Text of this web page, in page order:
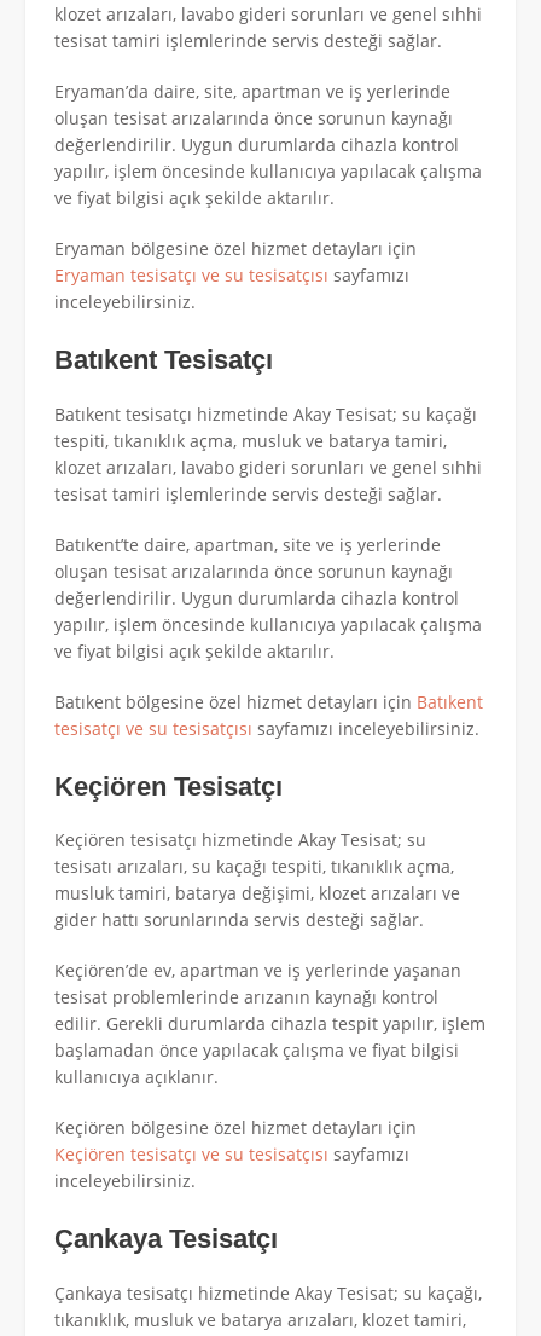
klozet arızaları, lavabo gideri sorunları ve genel sıhhi
tesisat tamiri işlemlerinde servis desteği sağlar.
Eryaman’da daire, site, apartman ve iş yerlerinde
oluşan tesisat arızalarında önce sorunun kaynağı
değerlendirilir. Uygun durumlarda cihazla kontrol
yapılır, işlem öncesinde kullanıcıya yapılacak çalışma
ve fiyat bilgisi açık şekilde aktarılır.
Eryaman bölgesine özel hizmet detayları için
Eryaman tesisatçı ve su tesisatçısı sayfamızı
inceleyebilirsiniz.
Batıkent Tesisatçı
Batıkent tesisatçı hizmetinde Akay Tesisat; su kaçağı
tespiti, tıkanıklık açma, musluk ve batarya tamiri,
klozet arızaları, lavabo gideri sorunları ve genel sıhhi
tesisat tamiri işlemlerinde servis desteği sağlar.
Batıkent’te daire, apartman, site ve iş yerlerinde
oluşan tesisat arızalarında önce sorunun kaynağı
değerlendirilir. Uygun durumlarda cihazla kontrol
yapılır, işlem öncesinde kullanıcıya yapılacak çalışma
ve fiyat bilgisi açık şekilde aktarılır.
Batıkent bölgesine özel hizmet detayları için Batıkent
tesisatçı ve su tesisatçısı sayfamızı inceleyebilirsiniz.
Keçiören Tesisatçı
Keçiören tesisatçı hizmetinde Akay Tesisat; su
tesisatı arızaları, su kaçağı tespiti, tıkanıklık açma,
musluk tamiri, batarya değişimi, klozet arızaları ve
gider hattı sorunlarında servis desteği sağlar.
Keçiören’de ev, apartman ve iş yerlerinde yaşanan
tesisat problemlerinde arızanın kaynağı kontrol
edilir. Gerekli durumlarda cihazla tespit yapılır, işlem
başlamadan önce yapılacak çalışma ve fiyat bilgisi
kullanıcıya açıklanır.
Keçiören bölgesine özel hizmet detayları için
Keçiören tesisatçı ve su tesisatçısı sayfamızı
inceleyebilirsiniz.
Çankaya Tesisatçı
Çankaya tesisatçı hizmetinde Akay Tesisat; su kaçağı,
tıkanıklık, musluk ve batarya arızaları, klozet tamiri,